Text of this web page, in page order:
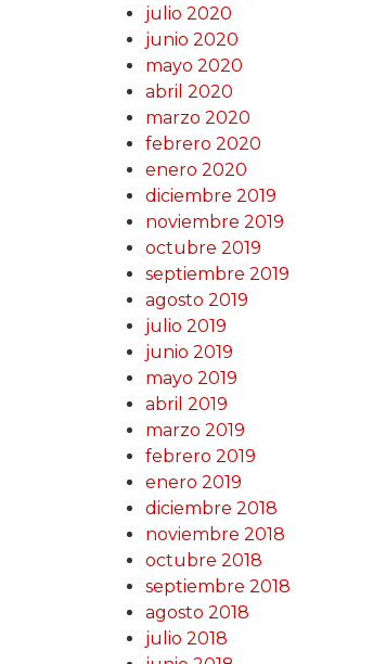
julio 2020
junio 2020
mayo 2020
abril 2020
marzo 2020
febrero 2020
enero 2020
diciembre 2019
noviembre 2019
octubre 2019
septiembre 2019
agosto 2019
julio 2019
junio 2019
mayo 2019
abril 2019
marzo 2019
febrero 2019
enero 2019
diciembre 2018
noviembre 2018
octubre 2018
septiembre 2018
agosto 2018
julio 2018